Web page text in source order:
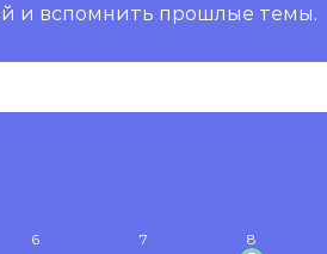
и вспомнить прошлые темы.
6 7 8